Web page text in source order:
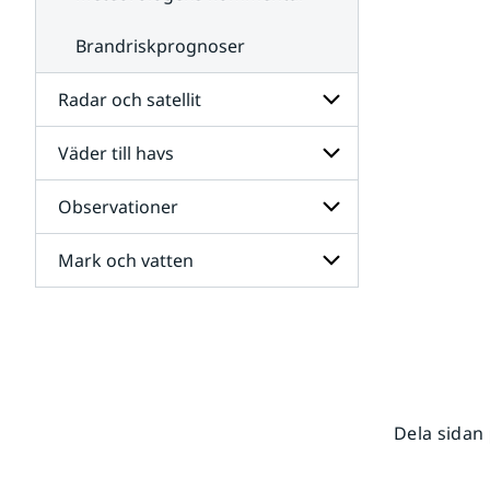
Brandriskprognoser
Radar och satellit
Undersidor
för
Radar
och
satellit
Väder till havs
Undersidor
för
Väder
till
havs
Observationer
Undersidor
för
Mark och vatten
Dela sidan